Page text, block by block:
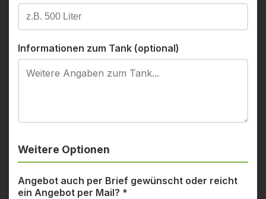
Informationen zum Tank (optional)
Weitere Optionen
Angebot auch per Brief gewünscht oder reicht
ein Angebot per Mail? *